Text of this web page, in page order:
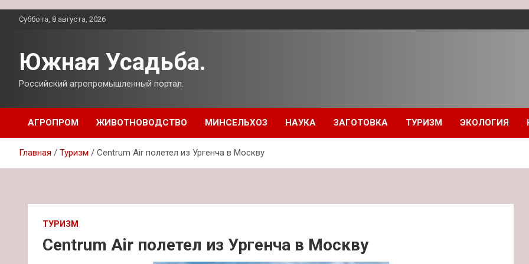
ПерейтиСуббота, 8 августа, 2026
Южная Усадьба.
Российский агропромышленный портал.
АГРОПРОМ ЖИВОТНОВОДСТВО МИНСЕЛЬХОЗ НАУКА ЗАГОТОВКА ТУРИЗМ ЭКОЛОГИЯ
Главная Туризм Centrum Air полетел из Ургенча в Москву
ТУРИЗМ
Centrum Air полетел из Ургенча в Москву